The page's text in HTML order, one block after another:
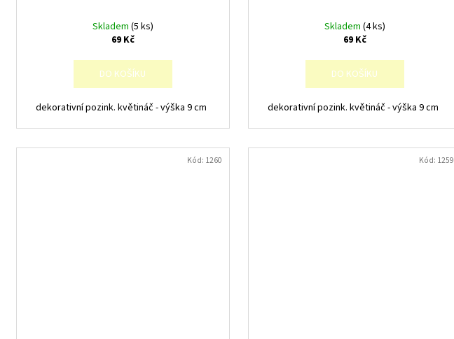
Skladem (5 ks)
69 Kč
DO KOŠÍKU
dekorativní pozink. květináč - výška 9 cm
Skladem (4 ks)
69 Kč
DO KOŠÍKU
dekorativní pozink. květináč - výška 9 cm
Kód: 1260 Kód: 1259